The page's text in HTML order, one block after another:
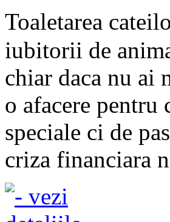
Toaletarea
iubitorii de
chiar daca nu ai
o afacere pentru
speciale ci de
criza financiara